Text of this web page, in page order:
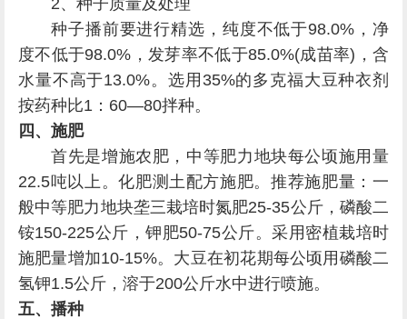
2、种子质量及处理
种子播前要进行精选，纯度不低于98.0%，净
度不低于98.0%，发芽率不低于85.0%(成苗率)，含
水量不高于13.0%。选用35%的多克福大豆种衣剂
按药种比1：60—80拌种。
四、施肥
首先是增施农肥，中等肥力地块每公顷施用量
22.5吨以上。化肥测土配方施肥。推荐施肥量：一
般中等肥力地块垄三栽培时氮肥25-35公斤，磷酸二
铵150-225公斤，钾肥50-75公斤。采用密植栽培时
施肥量增加10-15%。大豆在初花期每公顷用磷酸二
氢钾1.5公斤，溶于200公斤水中进行喷施。
五、播种